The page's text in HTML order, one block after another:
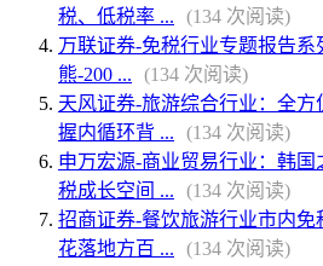
税、低税率 ...
(134 次阅读)
万联证券-免税行业专题报告
熊-200 ...
(134 次阅读)
天风证券-旅游综合行业：全
握内循环背 ...
(134 次阅读)
申万宏源-商业贸易行业：韩
税成长空间 ...
(134 次阅读)
招商证券-餐饮旅游行业市内
花落地方百 ...
(134 次阅读)